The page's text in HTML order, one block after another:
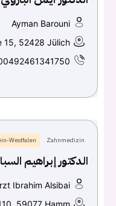
Ayman Barouni
15, 52428 Jülich
Zahnmedizin
Westfalen
الدكتور إبراهيم
Ibrahim Alsibai
59077 Hamm